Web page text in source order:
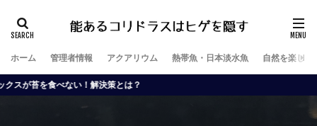
ホーム 管理者情報 アクアリウム 熱帯魚・日本淡水魚 自然を楽しむ
い！解決策とは？